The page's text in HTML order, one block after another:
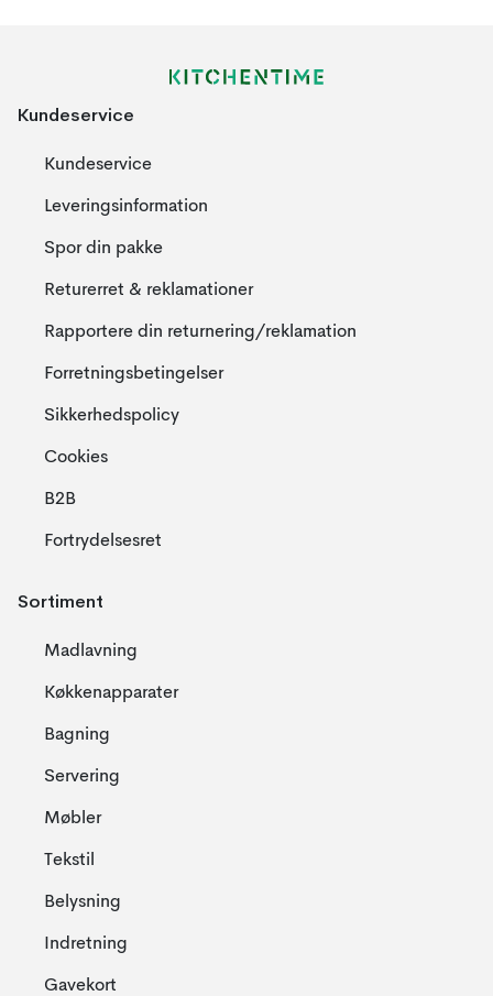
Kundeservice
Kundeservice
Leveringsinformation
Spor din pakke
Returerret & reklamationer
Rapportere din returnering/reklamation
Forretningsbetingelser
Sikkerhedspolicy
Cookies
B2B
Fortrydelsesret
Sortiment
Madlavning
Køkkenapparater
Bagning
Servering
Møbler
Tekstil
Belysning
Indretning
Gavekort